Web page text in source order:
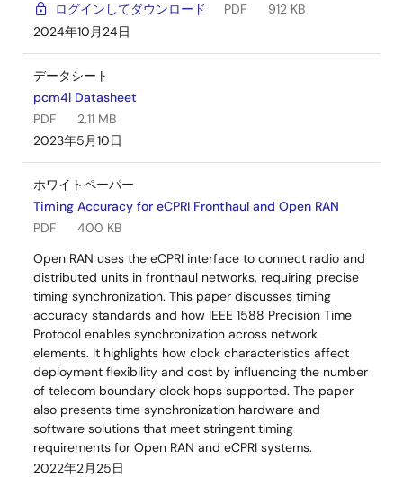
ログインしてダウンロード
PDF
912 KB
2024年10月24日
データシート
pcm4l Datasheet
PDF
2.11 MB
2023年5月10日
ホワイトペーパー
Timing Accuracy for eCPRI Fronthaul and Open RAN
PDF
400 KB
Open RAN uses the eCPRI interface to connect radio and
distributed units in fronthaul networks, requiring precise
timing synchronization. This paper discusses timing
accuracy standards and how IEEE 1588 Precision Time
Protocol enables synchronization across network
elements. It highlights how clock characteristics affect
deployment flexibility and cost by influencing the number
of telecom boundary clock hops supported. The paper
also presents time synchronization hardware and
software solutions that meet stringent timing
requirements for Open RAN and eCPRI systems.
2022年2月25日